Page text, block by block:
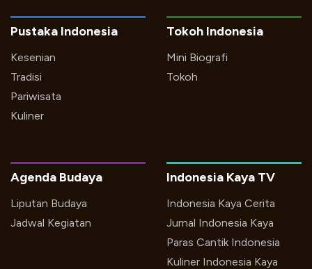
Pustaka Indonesia
Kesenian
Tradisi
Pariwisata
Kuliner
Tokoh Indonesia
Mini Biografi
Tokoh
Indonesia Kaya TV
Indonesia Kaya Cerita
Jurnal Indonesia Kaya
Paras Cantik Indonesia
Kuliner Indonesia Kaya
Agenda Budaya
Liputan Budaya
Jadwal Kegiatan